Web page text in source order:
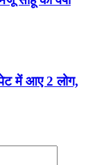
में आए 2 लोग,